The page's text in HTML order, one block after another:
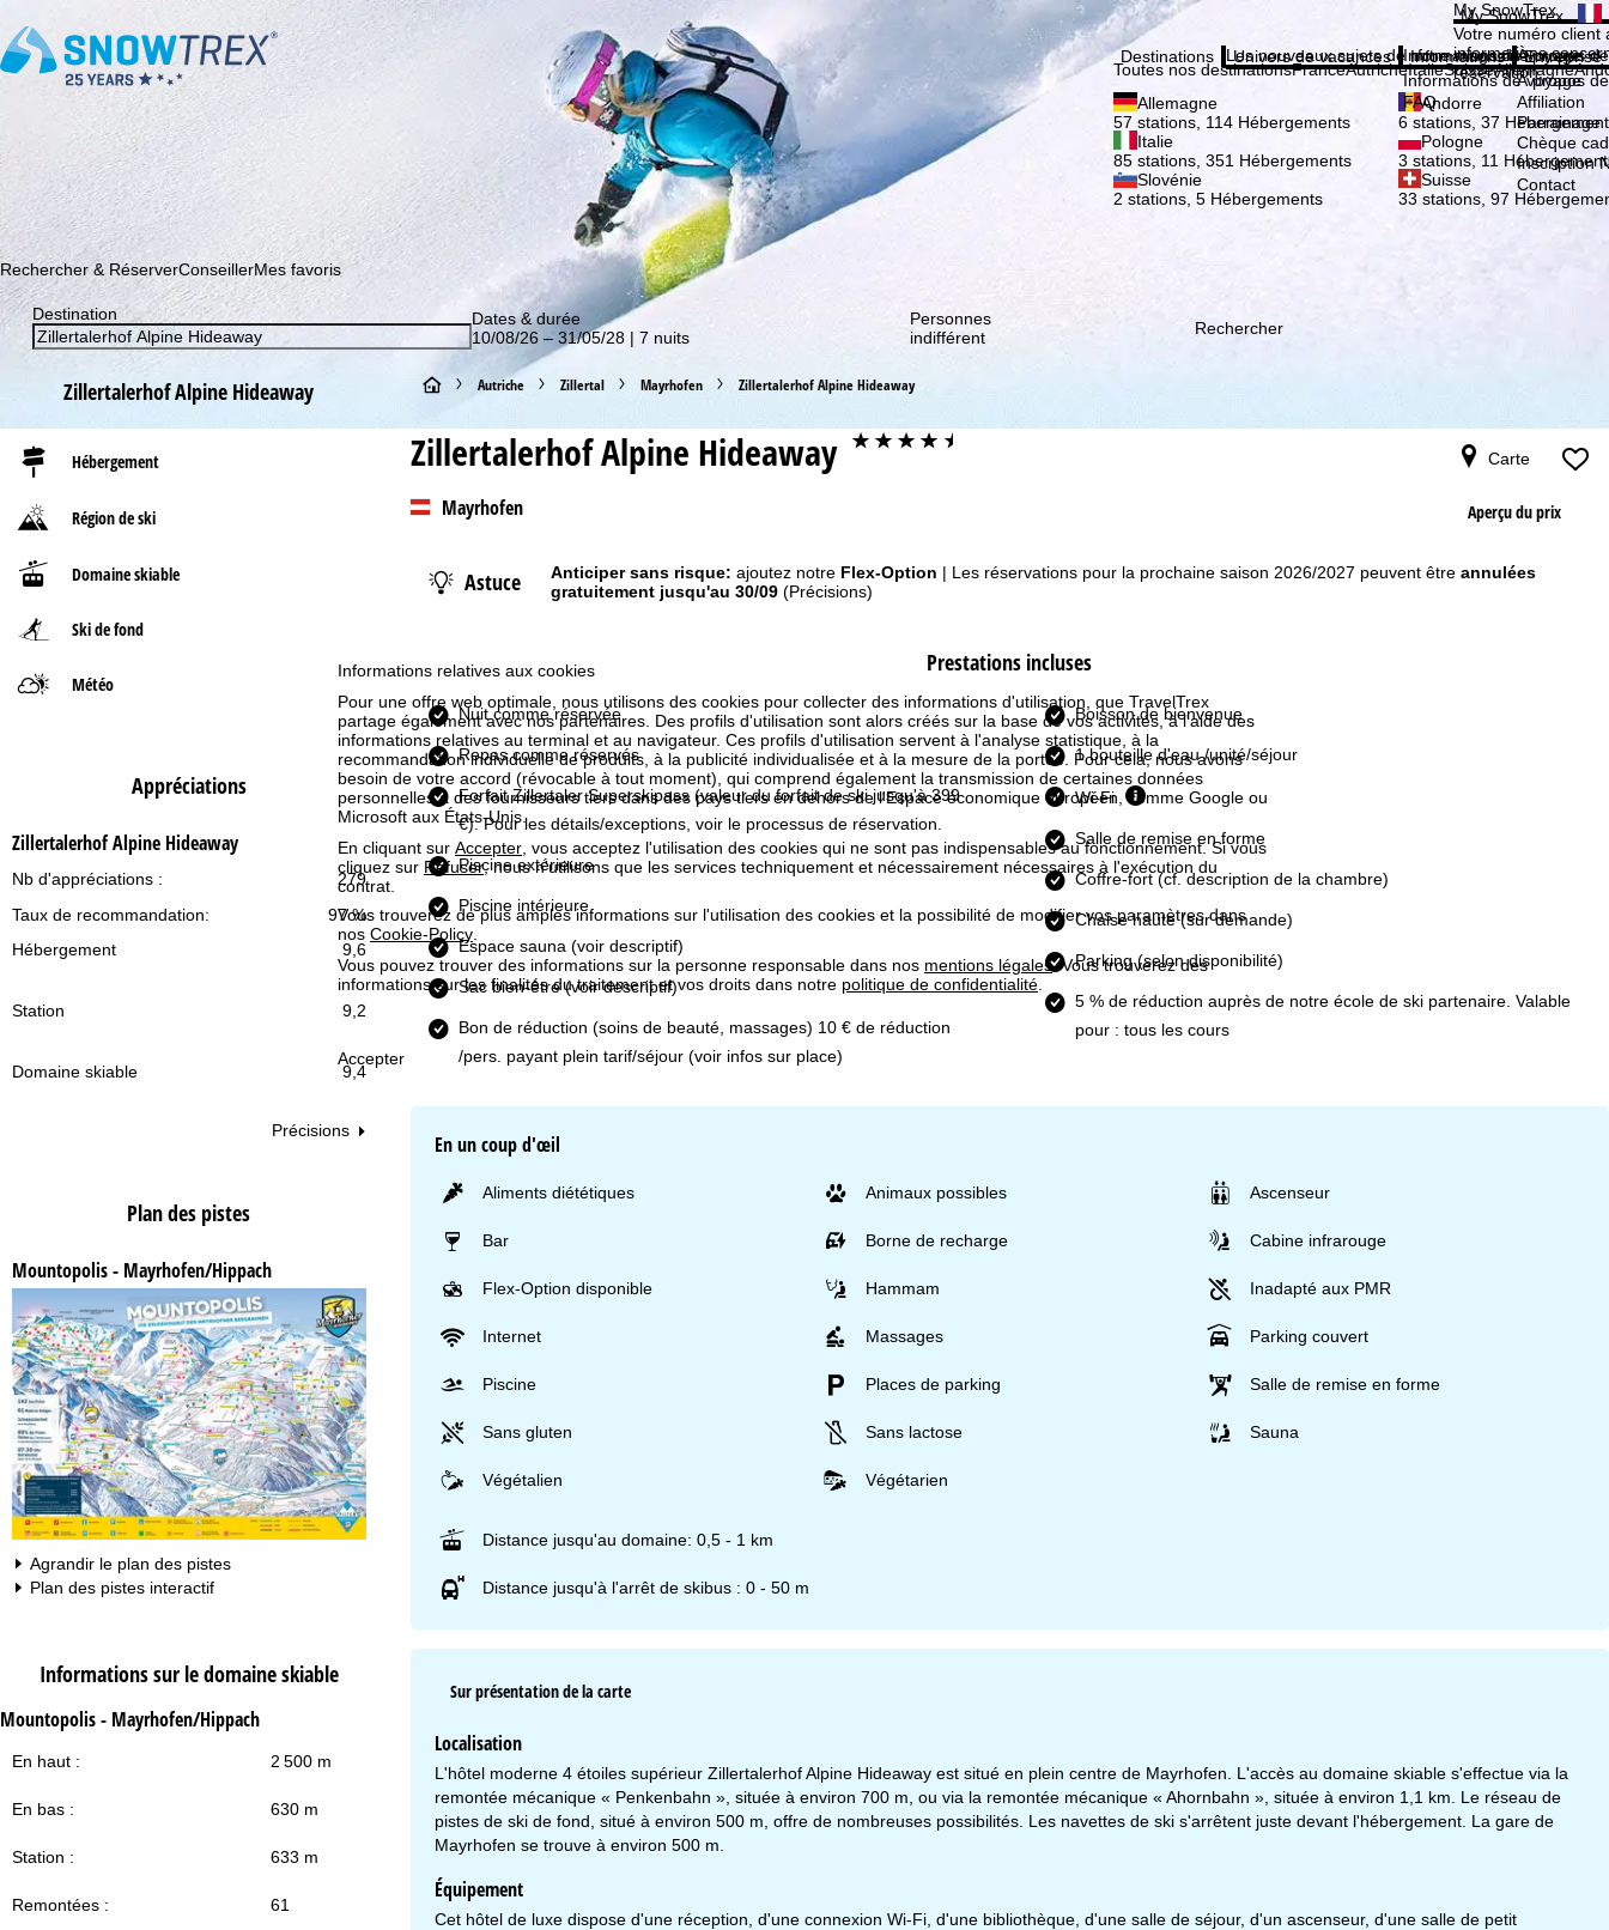
Informations relatives aux cookies
Pour une offre web optimale, nous utilisons des cookies pour collecter des informations d'utilisation, que TravelTrex
partage également avec nos partenaires. Des profils d'utilisation sont alors créés sur la base de vos activités, à l'aide des
informations relatives au terminal et au navigateur. Ces profils d'utilisation servent à l'analyse statistique, à la
recommandation individuelle de produits, à la publicité individualisée et à la mesure de la portée. Pour cela, nous avons
besoin de votre accord (révocable à tout moment), qui comprend également la transmission de certaines données
personnelles à des fournisseurs tiers dans des pays tiers en dehors de l'Espace économique européen, comme Google ou
Microsoft aux États-Unis.
En cliquant sur Accepter , vous acceptez l'utilisation des cookies qui ne sont pas indispensables au fonctionnement. Si vous
cliquez sur Refuser, nous n'utilisons que les services techniquement et nécessairement nécessaires à l'exécution du
contrat.
Vous trouverez de plus amples informations sur l'utilisation des cookies et la possibilité de modifier vos paramètres dans
nos Cookie-Policy
Vous pouvez trouver des informations sur la personne responsable dans nos mentions légales. Vous trouverez des
informations sur les finalités du traitement et vos droits dans notre politique de confidentialité
Accepter
Abonnez-vous à notre newsletter et soyez le premier à découvrir nos promos ! Inscription
My SnowTrex
My SnowTrex
Votre numéro client
informations
réservation.
Destinations
Toutes nos destinationsFranceAutricheItalieSuisseAllemagne
Allemagne
57 stations, 114 Hébergements
Andorre
6 stations, 37
Italie
85 stations, 351 Hébergements
Pologne
3 stations, 11
Slovénie
2 stations, 5 Hébergements
Suisse
33 stations, 97
Univers de vacances
Les nouveaux sujets de notre magazine
Informations
Informations de voyage
Informations de voyage
FAQ
Entreprise
À propos
À propos
Affiliation
Parrainage
Chèque
Inscription
Contact
Rechercher & RéserverConseillerMes favoris
Destination
Dates & durée
10/08/26 – 31/05/28 | 7 nuits
Personnes
indifférent
Rechercher
Zillertalerhof Alpine Hideaway
Hébergement
Région de ski
Domaine skiable
Ski de fond
Météo
Appréciations
Zillertalerhof Alpine Hideaway
279
Nb d'appréciations :
97 %
Taux de recommandation:
Hébergement
9,6
Station 9,2
Domaine skiable 9,4
Précisions
Plan des pistes
Mountopolis - Mayrhofen/Hippach
Agrandir le plan des pistes
Plan des pistes interactif
Informations sur le domaine skiable
Mountopolis - Mayrhofen/Hippach
En haut : 2 500 m
En bas : 630 m
Station : 633 m
Remontées : 61
P
a
d
a
c
c
u
e
i
l
Autriche Zillertal Mayrhofen Zillertalerhof Alpine Hideaway
Zillertalerhof Alpine Hideaway ****+
Mayrhofen
Carte
Aperçu du prix
Astuce Anticiper sans risque: ajoutez notre Flex-Option | Les réservations pour la prochaine saison 2026/2027 peuvent être annulées
gratuitement jusqu'au 30/09 (Précisions)
Prestations incluses
Nuit comme réservée
Repas comme réservés
Forfait Zillertaler Superskipass(valeur du forfait de ski jusqu'à 399
€). Pour les détails/exceptions, voir le processus de réservation.
Piscine extérieure
Piscine intérieure
Espace sauna (voir descriptif)
Sac bien-être (voir descriptif)
Bon de réduction (soins de beauté, massages) 10 € de réduction
/pers. payant plein tarif/séjour (voir infos sur place)
Boisson de bienvenue
1 bouteille d'eau /unité/séjour
Wi-Fi
Salle de remise en forme
Coffre-fort (cf. description de la chambre)
Chaise haute (sur demande)
Parking (selon disponibilité)
5 % de réduction auprès de notre école de ski partenaire. Valable
pour : tous les cours
En un coup d'œil
Aliments diététiques Animaux possibles Ascenseur
Bar Borne de recharge Cabine infrarouge
Flex-Option disponible Hammam Inadapté aux PMR
Internet Massages Parking couvert
Piscine Places de parking Salle de remise en forme
Sans gluten Sans lactose Sauna
Végétalien Végétarien
Distance jusqu'au domaine: 0,5 - 1 km
Distance jusqu'à l'arrêt de skibus : 0 - 50 m
Sur présentation de la carte
Localisation
L'hôtel moderne 4 étoiles supérieur Zillertalerhof Alpine Hideaway est situé en plein centre de Mayrhofen. L'accès au domaine skiable s'effectue via la
remontée mécanique « Penkenbahn », située à environ 700 m, ou via la remontée mécanique « Ahornbahn », située à environ 1,1 km. Le réseau de
pistes de ski de fond, situé à environ 500 m, offre de nombreuses possibilités. Les navettes de ski s'arrêtent juste devant l'hébergement. La gare de
Mayrhofen se trouve à environ 500 m.
Équipement
Cet hôtel de luxe dispose d'une réception, d'une connexion Wi-Fi, d'une bibliothèque, d'une salle de séjour, d'un ascenseur, d'une salle de petit